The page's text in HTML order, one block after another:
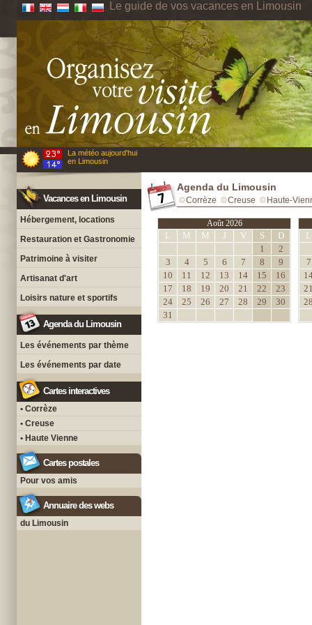
Le guide de vos vacances en Limousin
La météo aujourd'hui
en Limousin
Vacances en Limousin
Hébergement, locations
Restauration et Gastronomie
Patrimoine à visiter
Artisanat d'art
Loisirs nature et sportifs
Agenda du Limousin
Les événements par thème
Les événements par date
Cartes interactives
• Corrèze
• Creuse
• Haute Vienne
Cartes postales
Pour vos amis
Annuaire des webs
du Limousin
Agenda du Limousin
Corrèze Creuse Haute-
Août 2026
L M M J V S
D
1
2
3
4 5 6 7 8
9
10
11 12 13 14 15
16
17
18 19 20 21 22
23
24
25 26 27 28 29
30
31
L
7